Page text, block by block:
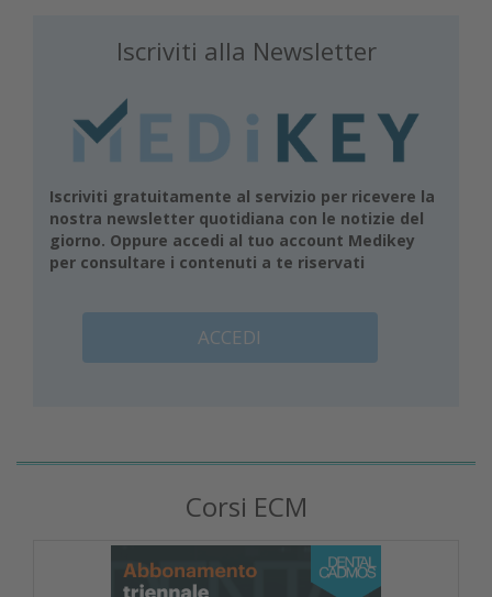
Iscriviti alla Newsletter
Iscriviti gratuitamente al servizio per ricevere la
nostra newsletter quotidiana con le notizie del
giorno. Oppure accedi al tuo account Medikey
per consultare i contenuti a te riservati
ACCEDI
Corsi ECM